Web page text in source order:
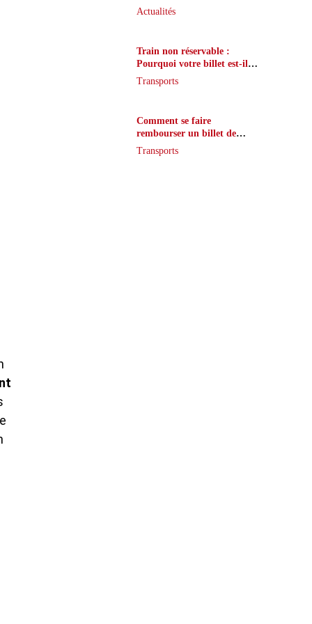
que peu de joueurs
Actualités
Train non réservable :
Pourquoi votre billet est-il
inaccessible ?
Transports
Comment se faire
rembourser un billet de
train en cas de retard ?
Transports